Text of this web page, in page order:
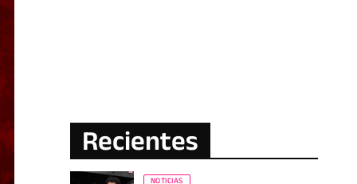
Recientes
NOTICIAS